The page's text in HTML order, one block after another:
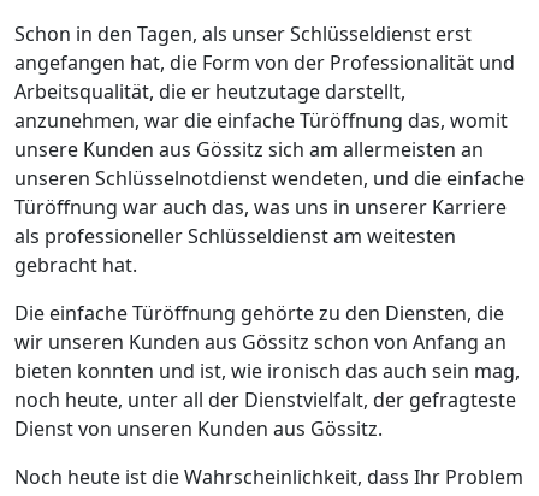
Schon in den Tagen, als unser Schlüsseldienst erst
angefangen hat, die Form von der Professionalität und
Arbeitsqualität, die er heutzutage darstellt,
anzunehmen, war die einfache Türöffnung das, womit
unsere Kunden aus Gössitz sich am allermeisten an
unseren Schlüsselnotdienst wendeten, und die einfache
Türöffnung war auch das, was uns in unserer Karriere
als professioneller Schlüsseldienst am weitesten
gebracht hat.
Die einfache Türöffnung gehörte zu den Diensten, die
wir unseren Kunden aus Gössitz schon von Anfang an
bieten konnten und ist, wie ironisch das auch sein mag,
noch heute, unter all der Dienstvielfalt, der gefragteste
Dienst von unseren Kunden aus Gössitz.
Noch heute ist die Wahrscheinlichkeit, dass Ihr Problem